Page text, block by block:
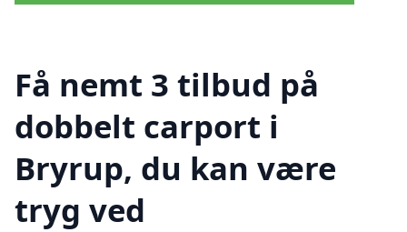
Få nemt 3 tilbud på
dobbelt carport i
Bryrup, du kan være
tryg ved